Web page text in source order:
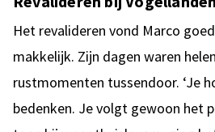
Het revalideren vond Marco
makkelijk. Zijn dagen waren
rustmomenten tussendoor. ‘Je
bedenken. Je volgt gewoon het